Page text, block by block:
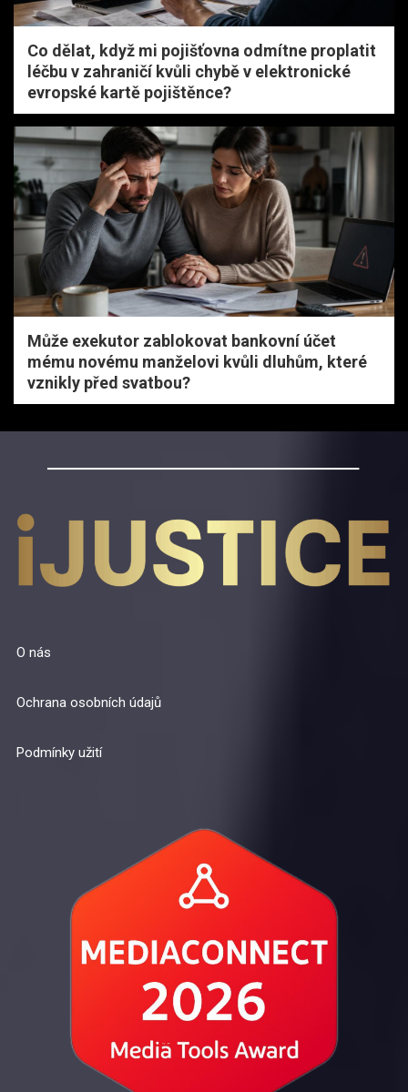
Co dělat, když mi pojišťovna odmítne proplatit
léčbu v zahraničí kvůli chybě v elektronické
evropské kartě pojištěnce?
Může exekutor zablokovat bankovní účet
mému novému manželovi kvůli dluhům, které
vznikly před svatbou?
O nás
Ochrana osobních údajů
Podmínky užití